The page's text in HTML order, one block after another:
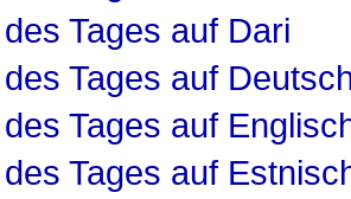
Tages auf Dari
Tages auf
Tages auf
Tages auf